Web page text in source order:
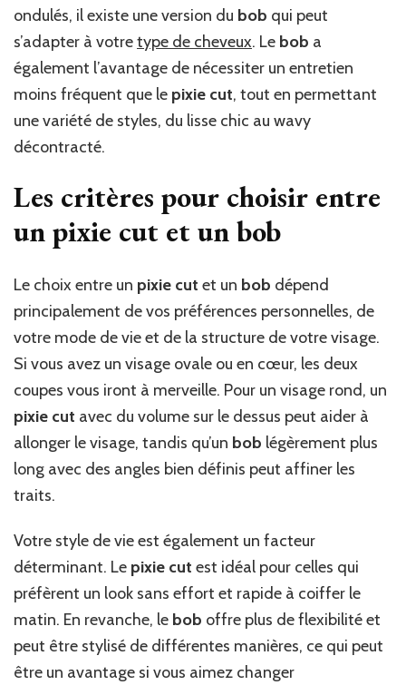
ondulés, il existe une version du bob qui peut
s’adapter à votretype de cheveux. Le bob a
également l’avantage de nécessiter un entretien
moins fréquent que le pixie cut, tout en permettant
une variété de styles, du lisse chic au wavy
décontracté.
Les critères pour choisir entre
un pixie cut et un bob
Le choix entre un pixie cut et un bob dépend
principalement de vos préférences personnelles, de
votre mode de vie et de la structure de votre visage.
Si vous avez un visage ovale ou en cœur, les deux
coupes vous iront à merveille. Pour un visage rond, un
pixie cut avec du volume sur le dessus peut aider à
allonger le visage, tandis qu’un bob légèrement plus
long avec des angles bien définis peut affiner les
traits.
Votre style de vie est également un facteur
déterminant. Le pixie cut est idéal pour celles qui
préfèrent un look sans effort et rapide à coiffer le
matin. En revanche, le bob offre plus de flexibilité et
peut être stylisé de différentes manières, ce qui peut
être un avantage si vous aimez changer